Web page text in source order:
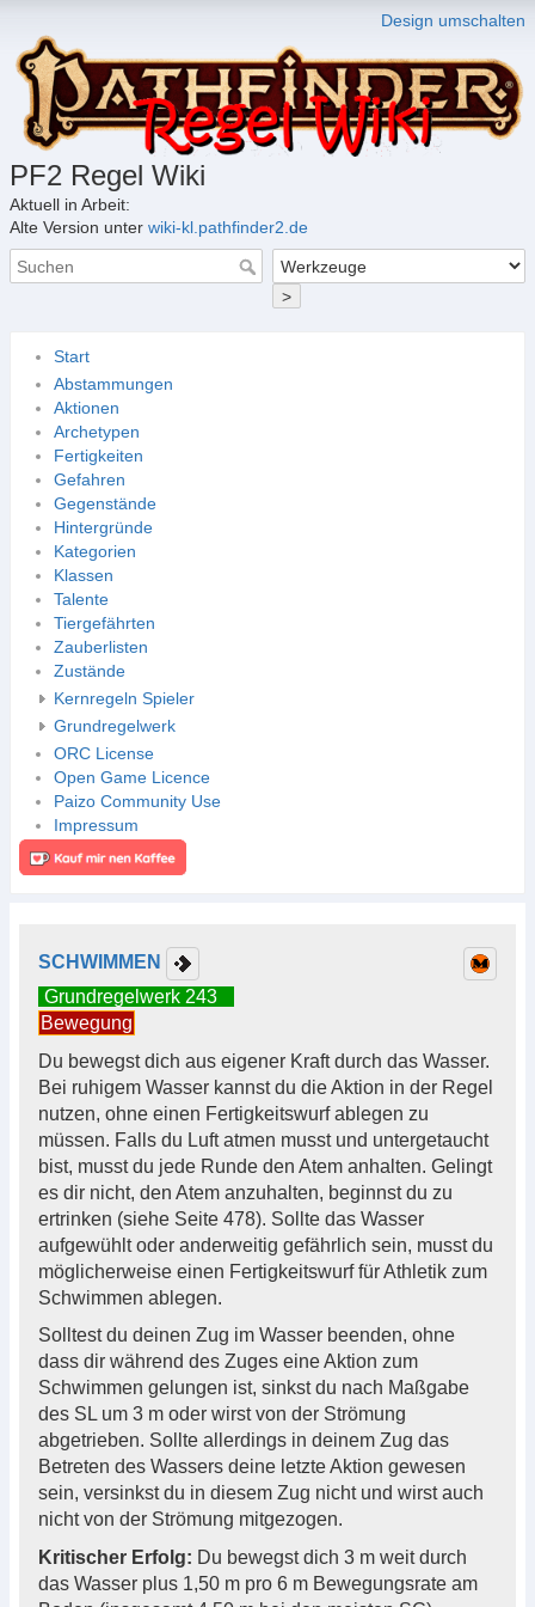
Design umschalten
PF2 Regel Wiki
Aktuell in Arbeit:
Alte Version unter wiki-kl.pathfinder2.de
>
Start
Abstammungen
Aktionen
Archetypen
Fertigkeiten
Gefahren
Gegenstände
Hintergründe
Kategorien
Klassen
Talente
Tiergefährten
Zauberlisten
Zustände
Kernregeln Spieler
Grundregelwerk
ORC License
Open Game Licence
Paizo Community Use
Impressum
SCHWIMMEN
Grundregelwerk 243
Bewegung
Du bewegst dich aus eigener Kraft durch das Wasser.
Bei ruhigem Wasser kannst du die Aktion in der Regel
nutzen, ohne einen Fertigkeitswurf ablegen zu
müssen. Falls du Luft atmen musst und untergetaucht
bist, musst du jede Runde den Atem anhalten. Gelingt
es dir nicht, den Atem anzuhalten, beginnst du zu
ertrinken (siehe Seite 478). Sollte das Wasser
aufgewühlt oder anderweitig gefährlich sein, musst du
möglicherweise einen Fertigkeitswurf für Athletik zum
Schwimmen ablegen.
Solltest du deinen Zug im Wasser beenden, ohne
dass dir während des Zuges eine Aktion zum
Schwimmen gelungen ist, sinkst du nach Maßgabe
des SL um 3 m oder wirst von der Strömung
abgetrieben. Sollte allerdings in deinem Zug das
Betreten des Wassers deine letzte Aktion gewesen
sein, versinkst du in diesem Zug nicht und wirst auch
nicht von der Strömung mitgezogen.
Kritischer Erfolg: Du bewegst dich 3 m weit durch
das Wasser plus 1,50 m pro 6 m Bewegungsrate am